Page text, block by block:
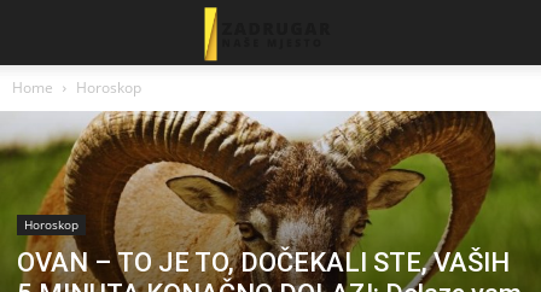
Home Horoskop
Horoskop
OVAN – TO JE TO, DOČEKALI STE, VAŠIH